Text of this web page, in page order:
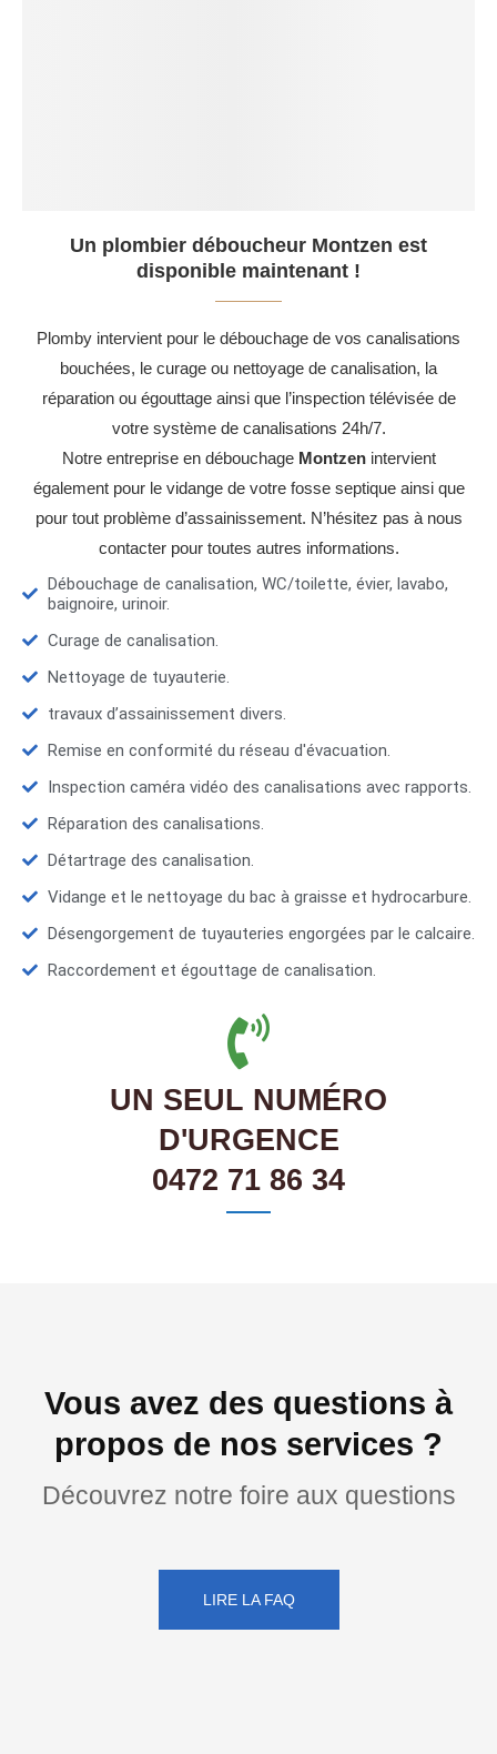
Un plombier déboucheur Montzen est
disponible maintenant !
Plomby intervient pour le débouchage de vos canalisations
bouchées, le curage ou nettoyage de canalisation, la
réparation ou égouttage ainsi que l’inspection télévisée de
votre système de canalisations 24h/7.
Notre entreprise en débouchage Montzenintervient
également pour le vidange de votre fosse septique ainsi que
pour tout problème d’assainissement. N’hésitez pas à nous
contacter pour toutes autres informations.
Débouchage de canalisation, WC/toilette, évier, lavabo,
baignoire, urinoir.
Curage de canalisation.
Nettoyage de tuyauterie.
travaux d’assainissement divers.
Remise en conformité du réseau d'évacuation.
Inspection caméra vidéo des canalisations avec rapports.
Réparation des canalisations.
Détartrage des canalisation.
Vidange et le nettoyage du bac à graisse et hydrocarbure.
Désengorgement de tuyauteries engorgées par le calcaire.
Raccordement et égouttage de canalisation.
UN SEUL NUMÉRO
D'URGENCE
0472 71 86 34
Vous avez des questions à
propos de nos services ?
Découvrez notre foire aux questions
LIRE LA FAQ